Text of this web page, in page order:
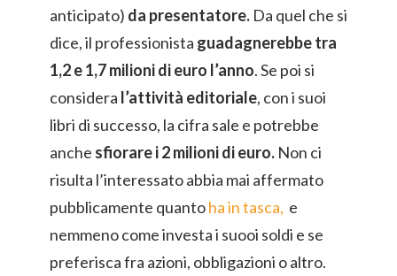
anticipato) da presentatore. Da quel che si
dice, il professionista guadagnerebbe tra
1,2 e 1,7 milioni di euro l’anno. Se poi si
considera l’attività editoriale, con i suoi
libri di successo, la cifra sale e potrebbe
anche sfiorare i 2 milioni di euro. Non ci
risulta l’interessato abbia mai affermato
pubblicamente quantoha in tasca, e
nemmeno come investa i suooi soldi e se
preferisca fra azioni, obbligazioni o altro.